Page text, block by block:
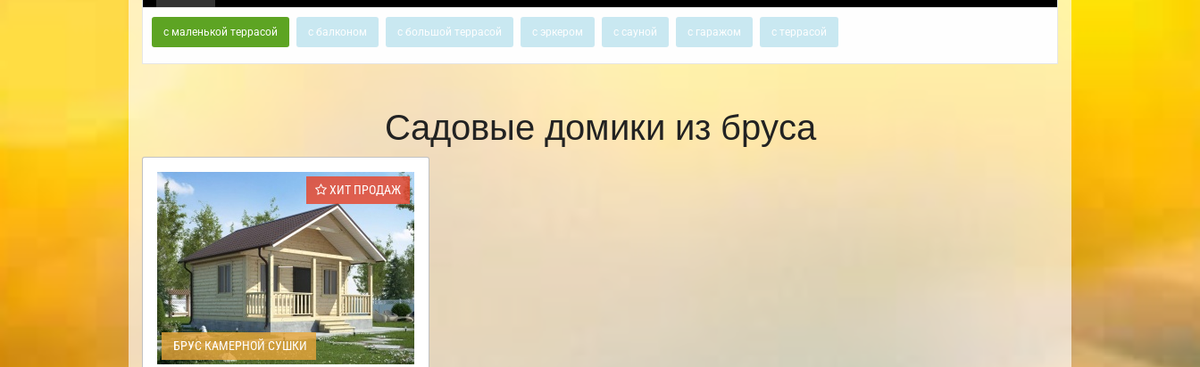
с маленькой террасой с балконом с большой террасой с эркером с сауной с гаражом с террасой
Садовые домики из бруса
ХИТ ПРОДАЖ
БРУС КАМЕРНОЙ СУШКИ